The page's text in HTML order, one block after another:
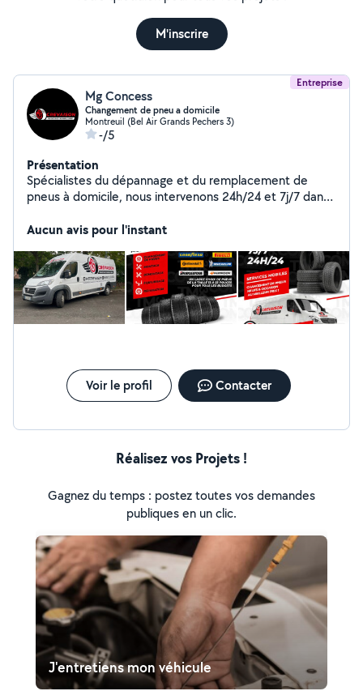
M'inscrire
Entreprise
Mg Concess
Changement de pneu a domicile
Montreuil (Bel Air Grands Pechers 3)
-/5
Présentation
Spécialistes du dépannage et du remplacement de
pneus à domicile, nous intervenons 24h/24 et 7j/7 dans
nous vous apportons une solution immédiate où que
Contacte : 06-58-11-51-85
Aucun avis pour l'instant
Voir le profil Contacter
Réalisez vos Projets !
Gagnez du temps : postez toutes vos demandes
publiques en un clic.
J'entretiens mon véhicule